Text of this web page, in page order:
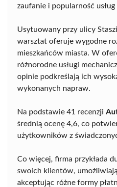
zaufanie i popularność
Usytuowany przy ulicy
warsztat oferuje wygodne
mieszkańców miasta. W
różnorodne usługi
opinie podkreślają ich
wykonanych napraw.
Na podstawie 41 recenzji
średnią ocenę 4,6, co
użytkowników z
Co więcej, firma przykłada
swoich klientów,
akceptując różne formy